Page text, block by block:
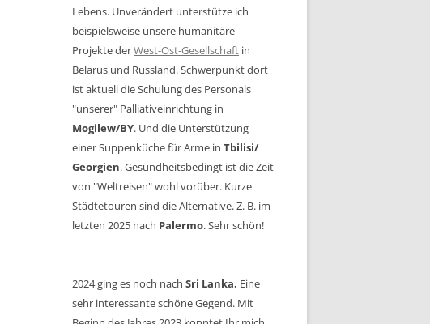
Lebens. Unverändert unterstütze ich
beispielsweise unsere humanitäre
Projekte derWest-Ost-Gesellschaft in
Belarus und Russland. Schwerpunkt dort
ist aktuell die Schulung des Personals
"unserer" Palliativeinrichtung in
Mogilew/BY. Und die Unterstützung
einer Suppenküche für Arme in Tbilisi/
Georgien. Gesundheitsbedingt ist die Zeit
von "Weltreisen" wohl vorüber. Kurze
Städtetouren sind die Alternative. Z. B. im
letzten 2025 nach Palermo. Sehr schön!
2024 ging es noch nach Sri Lanka. Eine
sehr interessante schöne Gegend. Mit